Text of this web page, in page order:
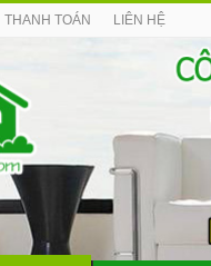
THANH TOÁN LIÊN HỆ